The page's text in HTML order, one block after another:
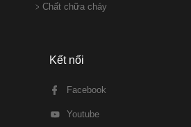
Chất chữa cháy
Kết nối
Facebook
Youtube